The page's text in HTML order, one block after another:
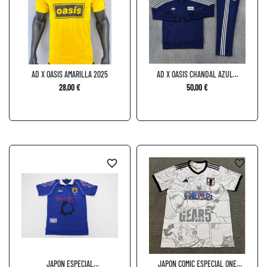
AD X OASIS AMARILLA 2025
28,00 €
AD X OASIS CHANDAL AZUL...
50,00 €
JAPON ESPECIAL
favorite_border
JAPON COMIC ESPECIAL ONE
favorite_border